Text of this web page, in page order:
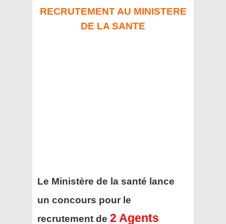
RECRUTEMENT AU MINISTERE
DE LA SANTE
Le Ministère de la santé lance
un concours pour le
recrutement de 2 Agents